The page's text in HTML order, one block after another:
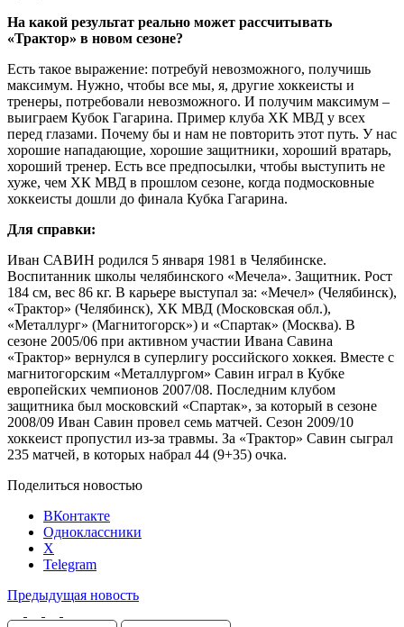
На какой результат реально может рассчитывать
«Трактор» в новом сезоне?
Есть такое выражение: потребуй невозможного, получишь
максимум. Нужно, чтобы все мы, я, другие хоккеисты и
тренеры, потребовали невозможного. И получим максимум –
выиграем Кубок Гагарина. Пример клуба ХК МВД у всех
перед глазами. Почему бы и нам не повторить этот путь. У нас
хорошие нападающие, хорошие защитники, хороший вратарь,
хороший тренер. Есть все предпосылки, чтобы выступить не
хуже, чем ХК МВД в прошлом сезоне, когда подмосковные
хоккеисты дошли до финала Кубка Гагарина.
Для справки:
Иван САВИН родился 5 января 1981 в Челябинске.
Воспитанник школы челябинского «Мечела». Защитник. Рост
184 см, вес 86 кг. В карьере выступал за: «Мечел» (Челябинск),
«Трактор» (Челябинск), ХК МВД (Московская обл.),
«Металлург» (Магнитогорск») и «Спартак» (Москва). В
сезоне 2005/06 при активном участии Ивана Савина
«Трактор» вернулся в суперлигу российского хоккея. Вместе с
магнитогорским «Металлургом» Савин играл в Кубке
европейских чемпионов 2007/08. Последним клубом
защитника был московский «Спартак», за который в сезоне
2008/09 Иван Савин провел семь матчей. Сезон 2009/10
хоккеист пропустил из-за травмы. За «Трактор» Савин сыграл
235 матчей, в которых набрал 44 (9+35) очка.
Поделиться новостью
ВКонтакте
Одноклассники
X
Telegram
Предыдущая новость